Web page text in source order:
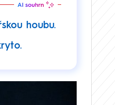
houbu.